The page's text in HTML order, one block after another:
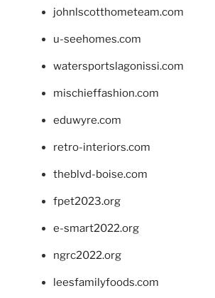
johnlscotthometeam.com
u-seehomes.com
watersportslagonissi.com
mischieffashion.com
eduwyre.com
retro-interiors.com
theblvd-boise.com
fpet2023.org
e-smart2022.org
ngrc2022.org
leesfamilyfoods.com